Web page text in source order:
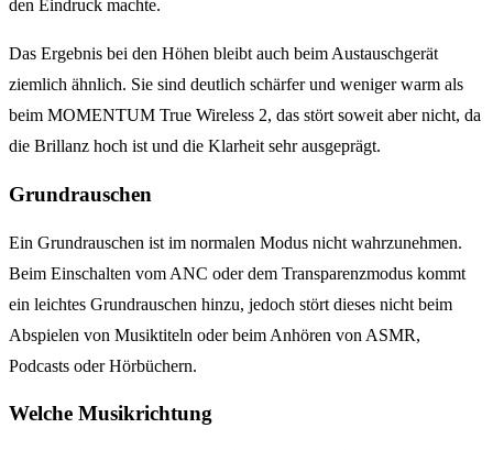
den Eindruck machte.
Das Ergebnis bei den Höhen bleibt auch beim Austauschgerät
ziemlich ähnlich. Sie sind deutlich schärfer und weniger warm als
beim MOMENTUM True Wireless 2, das stört soweit aber nicht, da
die Brillanz hoch ist und die Klarheit sehr ausgeprägt.
Grundrauschen
Ein Grundrauschen ist im normalen Modus nicht wahrzunehmen.
Beim Einschalten vom ANC oder dem Transparenzmodus kommt
ein leichtes Grundrauschen hinzu, jedoch stört dieses nicht beim
Abspielen von Musiktiteln oder beim Anhören von ASMR,
Podcasts oder Hörbüchern.
Welche Musikrichtung